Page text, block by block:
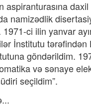
aspiranturasına
namizədlik
ci ilin yanvar
İnstitutu tərəfindən
göndərildim.
və sənaye
seçildim”.